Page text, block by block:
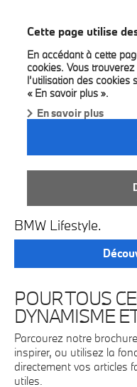
Cette page utilise
En accédant à cette
cookies. Vous
l’utilisation des
« En savoir plus ».
En savoir plus
EN
BMW Lifestyle.
POUR TOUS
DYNAMISME
Parcourez notre
inspirer, ou utilisez la
directement vos articles
utiles.